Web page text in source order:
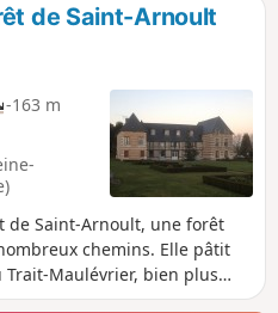
de Saint-Arnoult
-163 m
de Saint-Arnoult, une forêt
chemins. Elle pâtit
Maulévrier, bien plus
avec ses hameaux et